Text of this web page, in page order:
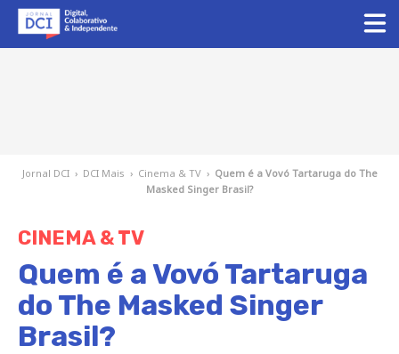
Jornal DCI › DCI Mais › Cinema & TV › Quem é a Vovó Tartaruga do The
Masked Singer Brasil?
CINEMA & TV
Quem é a Vovó Tartaruga
do The Masked Singer
Brasil?